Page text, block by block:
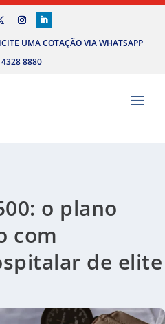
UMA COTAÇÃO VIA WHATSAPP
4328 8880
o plano
com
de elite